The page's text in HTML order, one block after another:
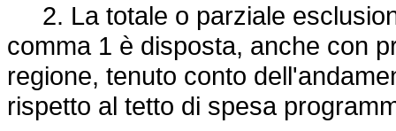
2. La totale o parziale
comma 1 è disposta, anche con
regione, tenuto conto
rispetto al tetto di spesa